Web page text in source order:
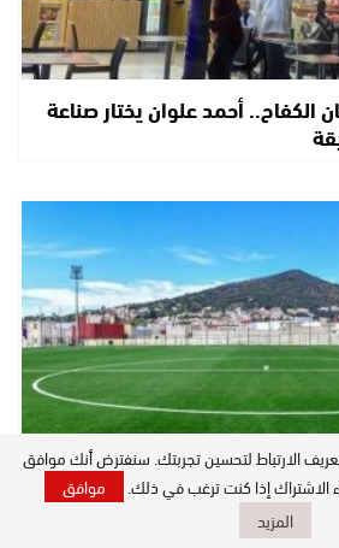
الكفاح.. أحمد علوان يختار صناعة
أندية مكناس تحتج على اختيار
الارتباط لتحسين تجربتك. سنفترض أنك موافق
الاشتراك إذا كنت ترغب في ذلك.
موافق
المزيد